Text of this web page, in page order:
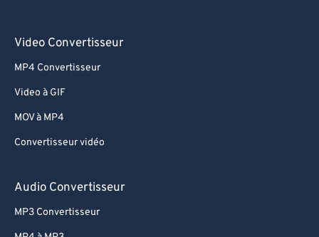
Video Convertisseur
MP4 Convertisseur
Video à GIF
MOV à MP4
Convertisseur vidéo
Audio Convertisseur
MP3 Convertisseur